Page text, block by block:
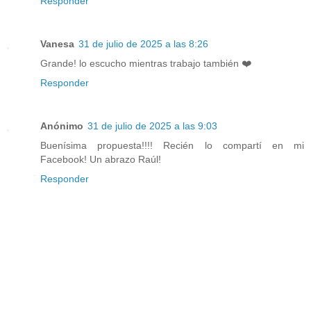
Vanesa 31 de julio de 2025 a las 8:26
Grande! lo escucho mientras trabajo también ❤️
Responder
Anónimo 31 de julio de 2025 a las 9:03
Buenísima propuesta!!!! Recién lo compartí en mi
Facebook! Un abrazo Raúl!
Responder